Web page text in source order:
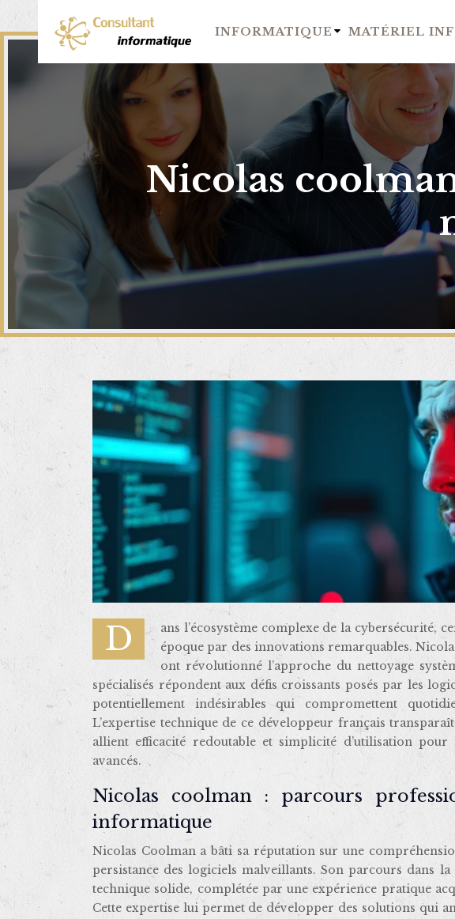
INFORMATIQUE MATÉRIEL
Nicolas
Dans l’écosystème complexe de la cybersécurité, certains développeurs indépendants marquent leur
époque par des innovations remarquables.
ont révolutionné l’approche du nettoyage
spécialisés répondent aux défis croissants posés par les
potentiellement indésirables qui compromettent
L’expertise technique de ce développeur français
allient efficacité redoutable et simplicité d’utilisation
avancés.
Nicolas coolman : parcours
informatique
Nicolas Coolman a bâti sa réputation sur une
persistance des logiciels malveillants. Son parcours dans
technique solide, complétée par une expérience pratique
Cette expertise lui permet de développer des solutions qui